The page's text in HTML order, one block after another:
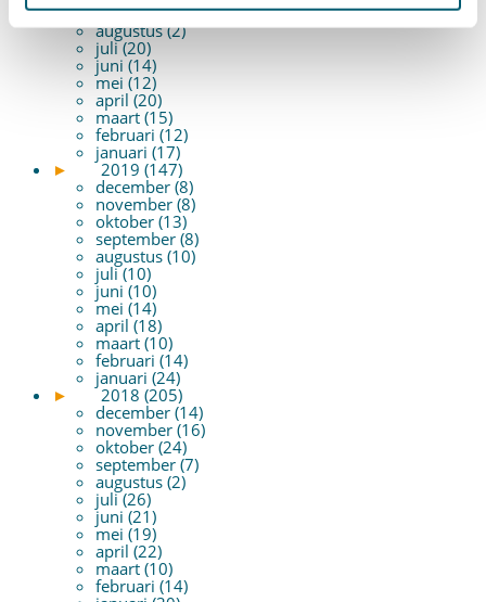
september (8)
augustus (2)
juli (20)
juni (14)
mei (12)
april (20)
maart (15)
februari (12)
januari (17)
►
2019 (147)
december (8)
november (8)
oktober (13)
september (8)
augustus (10)
juli (10)
juni (10)
mei (14)
april (18)
maart (10)
februari (14)
januari (24)
►
2018 (205)
december (14)
november (16)
oktober (24)
september (7)
augustus (2)
juli (26)
juni (21)
mei (19)
april (22)
maart (10)
februari (14)